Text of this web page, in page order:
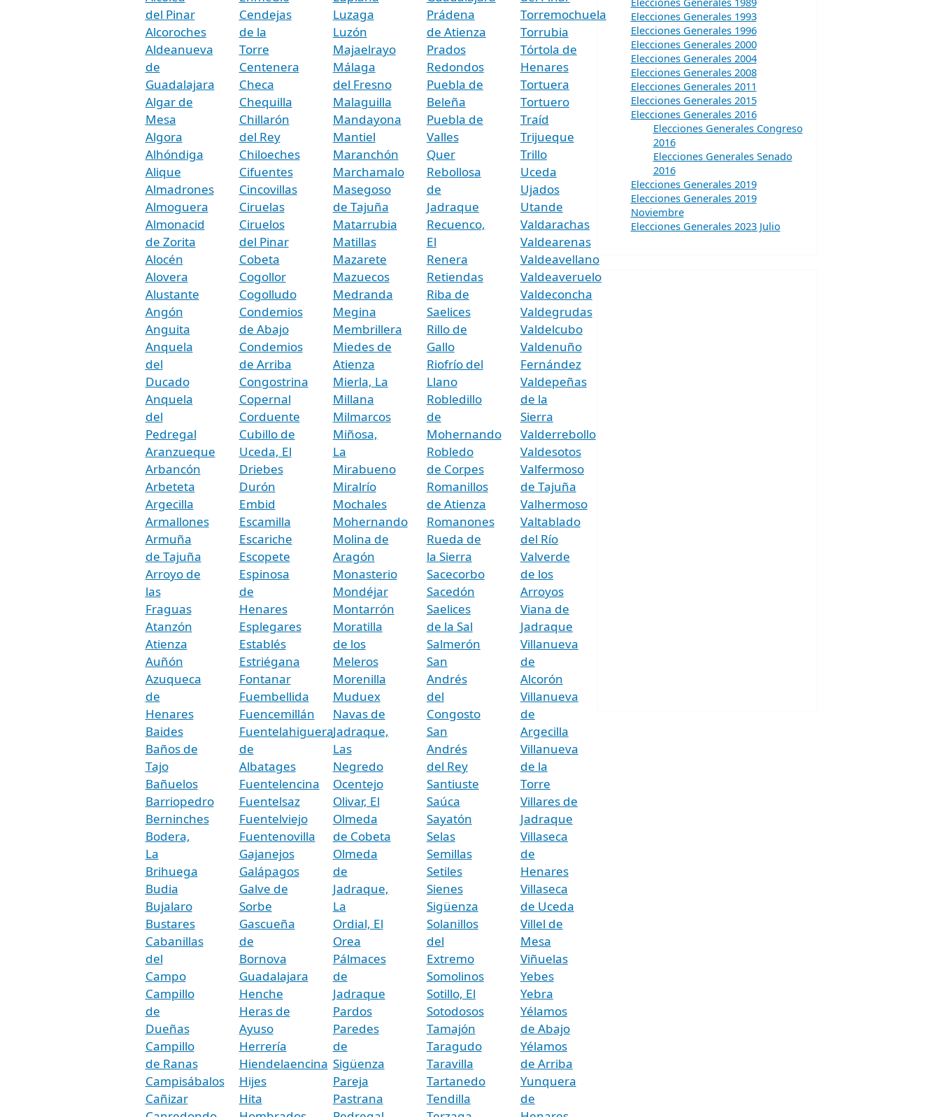
del Pinar
Alcoroches
Aldeanueva
de
Guadalajara
Algar de
Mesa
Algora
Alhóndiga
Alique
Almadrones
Almoguera
Almonacid
de Zorita
Alocén
Alovera
Alustante
Angón
Anguita
Anquela
del
Ducado
Anquela
del
Pedregal
Aranzueque
Arbancón
Arbeteta
Argecilla
Armallones
Armuña
de Tajuña
Arroyo de
las
Fraguas
Atanzón
Atienza
Auñón
Azuqueca
de
Henares
Baides
Baños de
Tajo
Bañuelos
Barriopedro
Berninches
Bodera,
La
Brihuega
Budia
Bujalaro
Bustares
Cabanillas
del
Campo
Campillo
de
Dueñas
Campillo
de Ranas
Campisábalos
Cañizar
Cendejas
de la
Torre
Centenera
Checa
Chequilla
Chillarón
del Rey
Chiloeches
Cifuentes
Cincovillas
Ciruelas
Ciruelos
del Pinar
Cobeta
Cogollor
Cogolludo
Condemios
de Abajo
Condemios
de Arriba
Congostrina
Copernal
Corduente
Cubillo de
Uceda, El
Driebes
Durón
Embid
Escamilla
Escariche
Escopete
Espinosa
de
Henares
Esplegares
Establés
Estriégana
Fontanar
Fuembellida
Fuencemillán
Fuentelahiguera
de
Albatages
Fuentelencina
Fuentelsaz
Fuentelviejo
Fuentenovilla
Gajanejos
Galápagos
Galve de
Sorbe
Gascueña
de
Bornova
Guadalajara
Henche
Heras de
Ayuso
Herrería
Hiendelaencina
Hijes
Hita
Luzaga
Luzón
Majaelrayo
Málaga
del Fresno
Malaguilla
Mandayona
Mantiel
Maranchón
Marchamalo
Masegoso
de Tajuña
Matarrubia
Matillas
Mazarete
Mazuecos
Medranda
Megina
Membrillera
Miedes de
Atienza
Mierla, La
Millana
Milmarcos
Miñosa,
La
Mirabueno
Miralrío
Mochales
Mohernando
Molina de
Aragón
Monasterio
Mondéjar
Montarrón
Moratilla
de los
Meleros
Morenilla
Muduex
Navas de
Jadraque,
Las
Negredo
Ocentejo
Olivar, El
Olmeda
de Cobeta
Olmeda
de
Jadraque,
La
Ordial, El
Orea
Pálmaces
de
Jadraque
Pardos
Paredes
de
Sigüenza
Pareja
Pastrana
Prádena
de Atienza
Prados
Redondos
Puebla de
Beleña
Puebla de
Valles
Quer
Rebollosa
de
Jadraque
Recuenco,
El
Renera
Retiendas
Riba de
Saelices
Rillo de
Gallo
Riofrío del
Llano
Robledillo
de
Mohernando
Robledo
de Corpes
Romanillos
de Atienza
Romanones
Rueda de
la Sierra
Sacecorbo
Sacedón
Saelices
de la Sal
Salmerón
San
Andrés
del
Congosto
San
Andrés
del Rey
Santiuste
Saúca
Sayatón
Selas
Semillas
Setiles
Sienes
Sigüenza
Solanillos
del
Extremo
Somolinos
Sotillo, El
Sotodosos
Tamajón
Taragudo
Taravilla
Tartanedo
Tendilla
Torremochuela
Torrubia
Tórtola de
Henares
Tortuera
Tortuero
Traíd
Trijueque
Trillo
Uceda
Ujados
Utande
Valdarachas
Valdearenas
Valdeavellano
Valdeaveruelo
Valdeconcha
Valdegrudas
Valdelcubo
Valdenuño
Fernández
Valdepeñas
de la
Sierra
Valderrebollo
Valdesotos
Valfermoso
de Tajuña
Valhermoso
Valtablado
del Río
Valverde
de los
Arroyos
Viana de
Jadraque
Villanueva
de
Alcorón
Villanueva
de
Argecilla
Villanueva
de la
Torre
Villares de
Jadraque
Villaseca
de
Henares
Villaseca
de Uceda
Villel de
Mesa
Viñuelas
Yebes
Yebra
Yélamos
de Abajo
Yélamos
de Arriba
Yunquera
de
Elecciones Generales 1993
Elecciones Generales 1996
Elecciones Generales 2000
Elecciones Generales 2004
Elecciones Generales 2008
Elecciones Generales 2011
Elecciones Generales 2015
Elecciones Generales 2016
Elecciones Generales Congreso
2016
Elecciones Generales Senado
2016
Elecciones Generales 2019
Elecciones Generales 2019
Noviembre
Elecciones Generales 2023 Julio